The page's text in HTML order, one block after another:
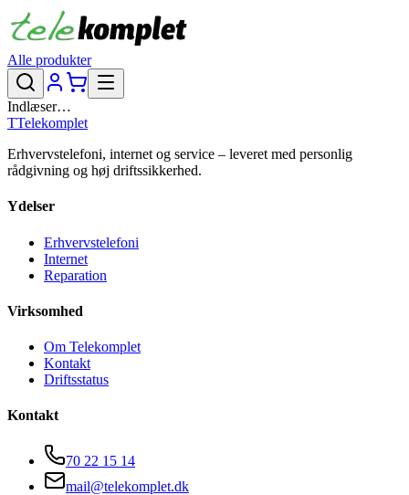
Alle produkter
Indlæser…
TTelekomplet
Erhvervstelefoni, internet og service – leveret med personlig
rådgivning og høj driftssikkerhed.
Ydelser
Erhvervstelefoni
Internet
Reparation
Virksomhed
Om Telekomplet
Kontakt
Driftsstatus
Kontakt
70 22 15 14
mail@telekomplet.dk